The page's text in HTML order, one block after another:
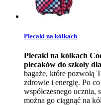
Plecaki na kółkach
Plecaki na kółkach
plecaków do szkoły
bagaże, które pozwolą
zdrowie i energię. Po
współczesnego
można go ciągnąć na